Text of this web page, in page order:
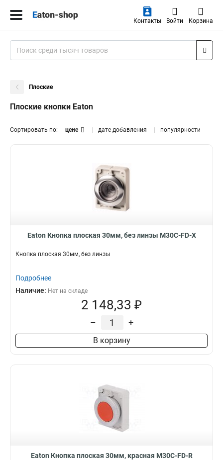
Контакты Войти Корзина
Плоские
Плоские кнопки Eaton
Сортировать по: цене дате добавления популярности
Eaton Кнопка плоская 30мм, без линзы M30C-FD-X
Кнопка плоская 30мм, без линзы
Подробнее
Наличие: Нет на складе
2 148,33 ₽
– +
В корзину
Eaton Кнопка плоская 30мм, красная M30C-FD-R